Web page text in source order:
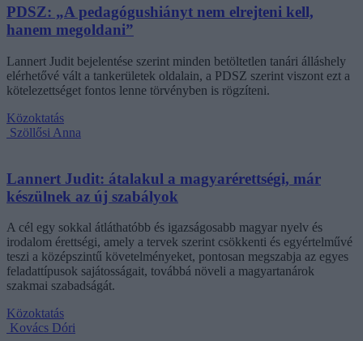
PDSZ: „A pedagógushiányt nem elrejteni kell,
hanem megoldani”
Lannert Judit bejelentése szerint minden betöltetlen tanári álláshely
elérhetővé vált a tankerületek oldalain, a PDSZ szerint viszont ezt a
kötelezettséget fontos lenne törvényben is rögzíteni.
Közoktatás
Szöllősi Anna
Lannert Judit: átalakul a magyarérettségi, már
készülnek az új szabályok
A cél egy sokkal átláthatóbb és igazságosabb magyar nyelv és
irodalom érettségi, amely a tervek szerint csökkenti és egyértelművé
teszi a középszintű követelményeket, pontosan megszabja az egyes
feladattípusok sajátosságait, továbbá növeli a magyartanárok
szakmai szabadságát.
Közoktatás
Kovács Dóri